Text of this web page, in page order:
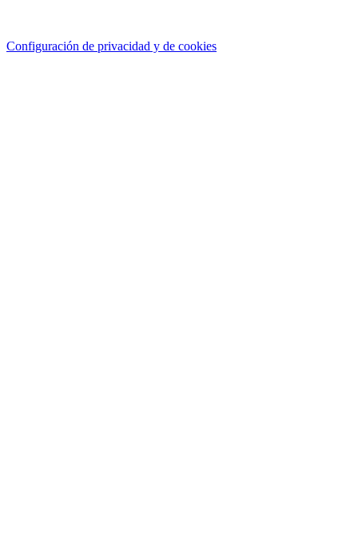
Configuración de privacidad y de cookies